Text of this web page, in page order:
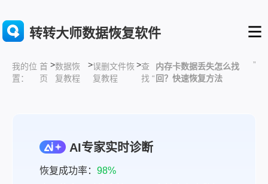
转转大师数据恢复软件
我的位
置：
首
页
>数据恢
复教程
>误删文件恢
复教程
>查
找 “
内存卡数据丢失怎么找
回？快速恢复方法
”
AI专家实时诊断
恢复成功率： 98%